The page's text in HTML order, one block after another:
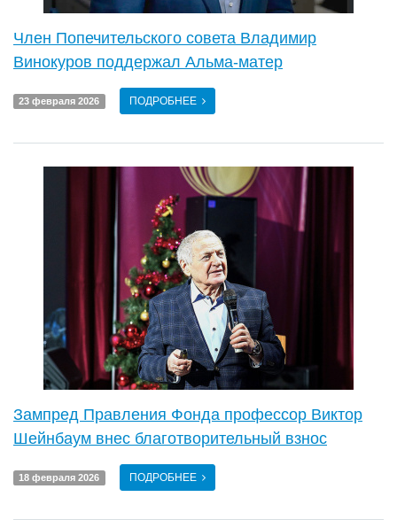
Член Попечительского совета Владимир
Винокуров поддержал Альма-матер
23 февраля 2026 ПОДРОБНЕЕ
Зампред Правления Фонда профессор Виктор
Шейнбаум внес благотворительный взнос
18 февраля 2026 ПОДРОБНЕЕ